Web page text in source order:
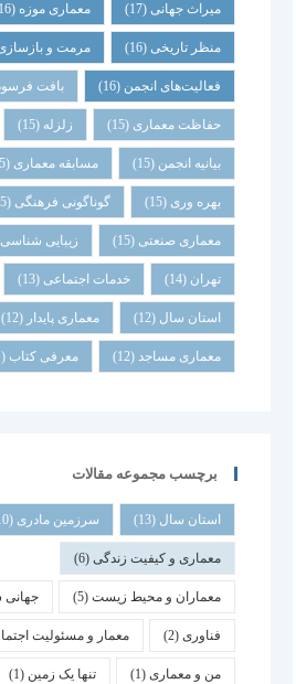
میراث جهانی(17) معماری موزه (16)
منظر تاریخی(16) مرمت و
فعالیت‌های انجمن (16) بافت
حفاظت معماری (15) زلزله (15)
بیانیه انجمن (15) مسابقه معماری (15)
بهره وری (15) گوناگونی فرهنگی (15)
معماری صنعتی (15) زیبایی شناسی
تهران (14) خدمات اجتماعی (13)
استان سال (12) معماری پایدار (12)
معماری مساجد(12) معرفی کتاب (11)
برچسب مجموعه مقالات
استان سال (13) سرزمین مادری (10)
معماری و کیفیت زندگی(6)
معماران و محیط زیست(5)
فناوری(2) معمار و مسئولیت
من و معماری(1) تنها یک زمین (1)